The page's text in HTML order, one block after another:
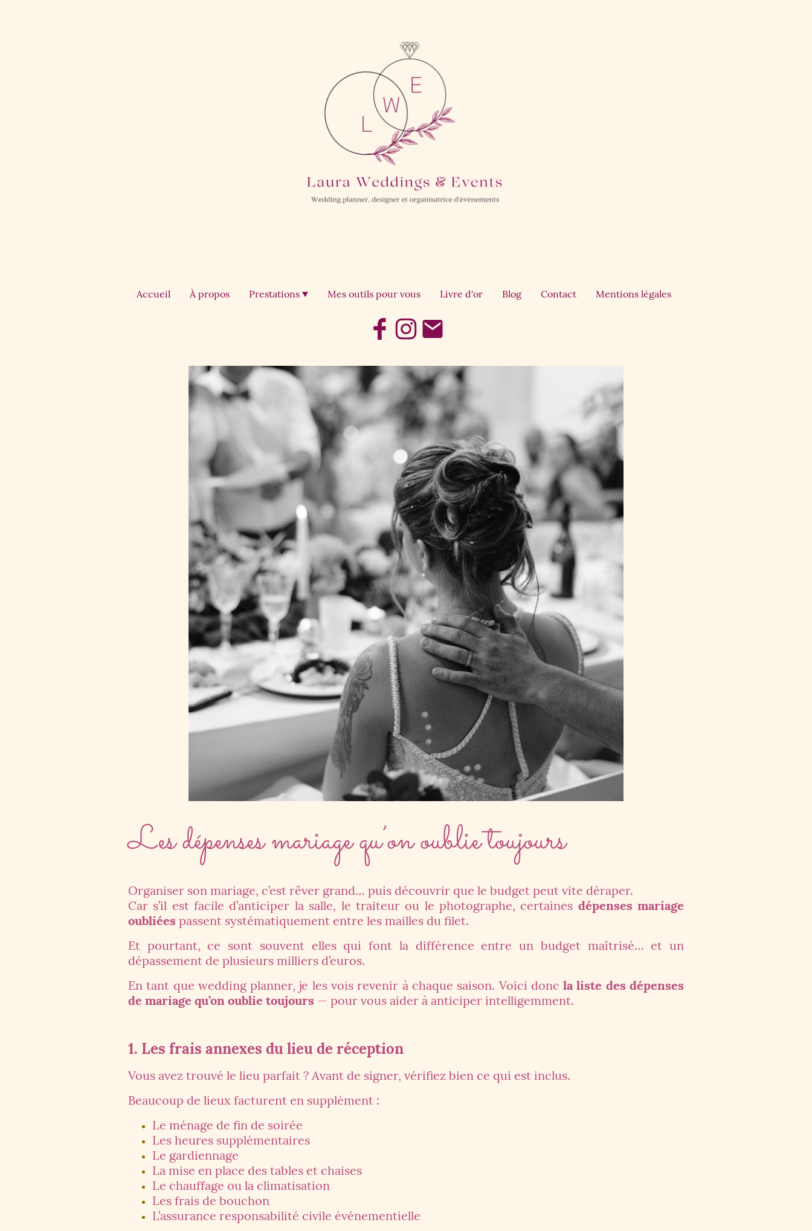
Accueil À propos Prestations Mes outils pour vous Livre d'or Blog Contact Mentions légales
Les dépenses mariage qu’on oublie toujours
Organiser son mariage, c’est rêver grand… puis découvrir que le budget peut vite déraper.
Car s’il est facile d’anticiper la salle, le traiteur ou le photographe, certaines dépenses mariage
oubliées passent systématiquement entre les mailles du filet.
Et pourtant, ce sont souvent elles qui font la différence entre un budget maîtrisé… et un
dépassement de plusieurs milliers d’euros.
En tant que wedding planner, je les vois revenir à chaque saison. Voici doncla liste des dépenses
de mariage qu’on oublie toujours — pour vous aider à anticiper intelligemment.
1. Les frais annexes du lieu de réception
Vous avez trouvé le lieu parfait ? Avant de signer, vérifiez bien ce qui est inclus.
Beaucoup de lieux facturent en supplément :
Le ménage de fin de soirée
Les heures supplémentaires
Le gardiennage
La mise en place des tables et chaises
Le chauffage ou la climatisation
Les frais de bouchon
L’assurance responsabilité civile événementielle